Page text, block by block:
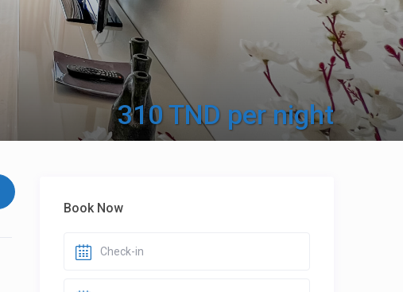
310 TND per night
Book Now